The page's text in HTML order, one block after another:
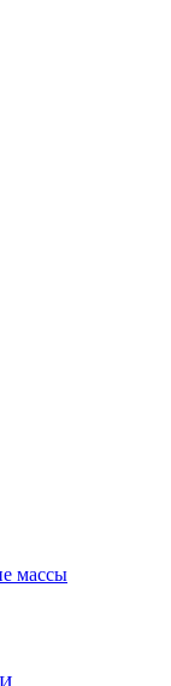
массы